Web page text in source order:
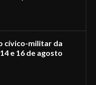
cívico-militar da
e 16 de agosto